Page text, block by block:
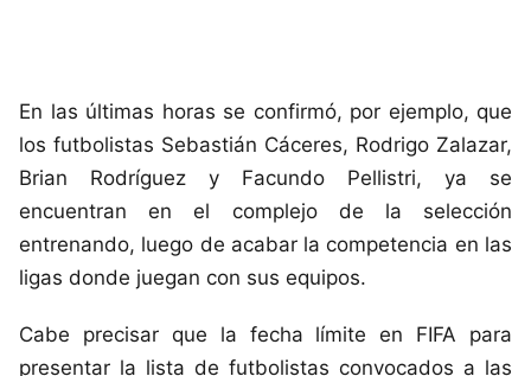
En las últimas horas se confirmó, por ejemplo, que
los futbolistas Sebastián Cáceres, Rodrigo Zalazar,
Brian Rodríguez y Facundo Pellistri, ya se
encuentran en el complejo de la selección
entrenando, luego de acabar la competencia en las
ligas donde juegan con sus equipos.
Cabe precisar que la fecha límite en FIFA para
presentar la lista de futbolistas convocados a las